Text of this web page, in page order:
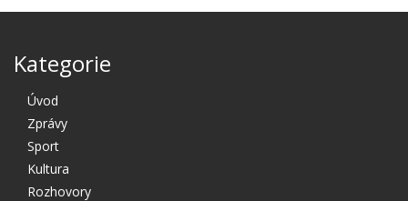
Kategorie
Úvod
Zprávy
Sport
Kultura
Rozhovory